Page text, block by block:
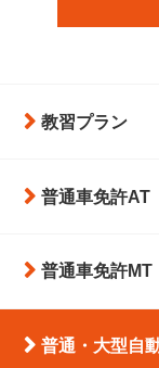
教習プラン
普通車免許AT
普通車免許MT
普通・大型自